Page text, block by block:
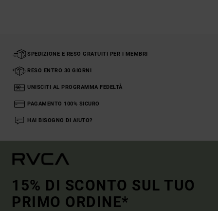
SPEDIZIONE E RESO GRATUITI PER I MEMBRI
RESO ENTRO 30 GIORNI
UNISCITI AL PROGRAMMA FEDELTÀ
PAGAMENTO 100% SICURO
HAI BISOGNO DI AIUTO?
15% DI SCONTO SUL TUO
PRIMO ORDINE*